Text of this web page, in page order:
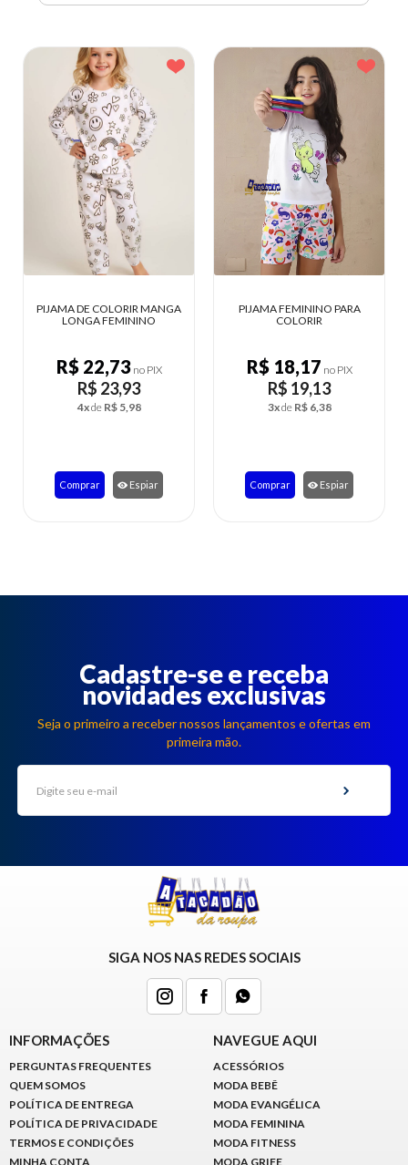
PIJAMA FEMININO PARA
COLORIR
R$ 18,17no PIX
R$ 19,13
3xdeR$ 6,38
Comprar Espiar
PIJAMA INFANTIL FEMININO
SUEDE
R$ 19,75no PIX
R$ 20,79
4xdeR$ 5,20
Comprar Espiar
Cadastre-se e receba
novidades exclusivas
Seja o primeiro a receber nossos lançamentos e ofertas em
primeira mão.
SIGA NOS NAS REDES SOCIAIS
INFORMAÇÕES
PERGUNTAS FREQUENTES
QUEM SOMOS
POLÍTICA DE ENTREGA
POLÍTICA DE PRIVACIDADE
TERMOS E CONDIÇÕES
MINHA CONTA
NAVEGUE AQUI
ACESSÓRIOS
MODA BEBÊ
MODA EVANGÉLICA
MODA FEMININA
MODA FITNESS
MODA GRIFE